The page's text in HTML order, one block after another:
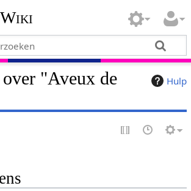
Hulp
"Aveux de